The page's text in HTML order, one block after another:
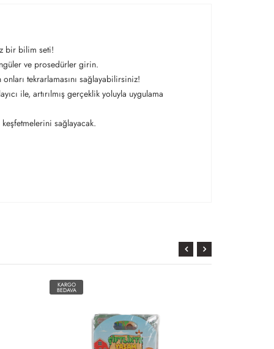
bir bilim seti!
ve prosedürler girin.
tekrarlamasını sağlayabilirsiniz!
ile, artırılmış gerçeklik yoluyla uygulama
sağlayacak.
KARGO
BEDAVA